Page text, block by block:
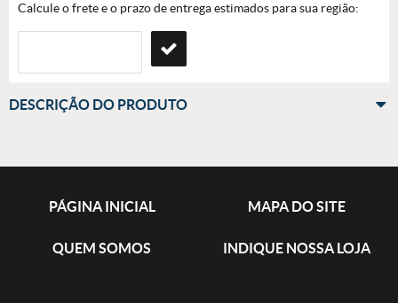
Calcule o frete e o prazo de entrega estimados para sua região:
DESCRIÇÃO DO PRODUTO
PÁGINA INICIAL MAPA DO SITE
QUEM SOMOS INDIQUE NOSSA LOJA